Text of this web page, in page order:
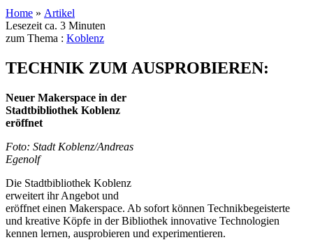
Home » Artikel
Lesezeit ca. 3 Minuten
zum Thema : Koblenz
TECHNIK ZUM AUSPROBIEREN:
Neuer Makerspace in der
Stadtbibliothek Koblenz
eröffnet
Foto: Stadt Koblenz/Andreas
Egenolf
Die Stadtbibliothek Koblenz
erweitert ihr Angebot und
eröffnet einen Makerspace. Ab sofort können Technikbegeisterte
und kreative Köpfe in der Bibliothek innovative Technologien
kennen lernen, ausprobieren und experimentieren.